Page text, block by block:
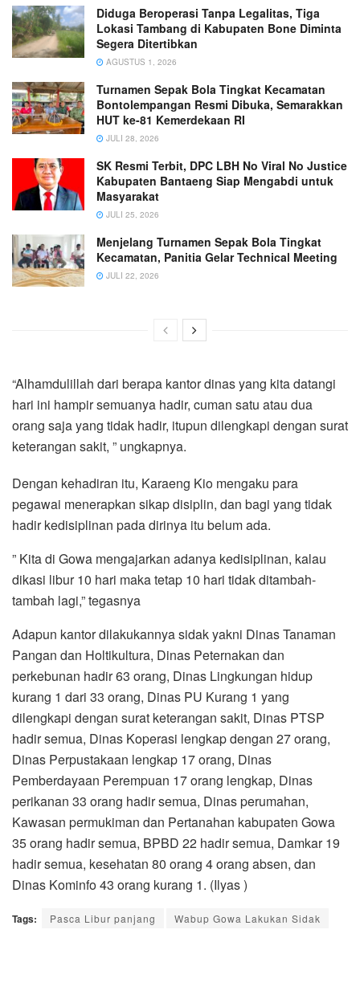
Diduga Beroperasi Tanpa Legalitas, Tiga
Lokasi Tambang di Kabupaten Bone Diminta
Segera Ditertibkan
AGUSTUS 1, 2026
Turnamen Sepak Bola Tingkat Kecamatan
Bontolempangan Resmi Dibuka, Semarakkan
HUT ke-81 Kemerdekaan RI
JULI 28, 2026
SK Resmi Terbit, DPC LBH No Viral No Justice
Kabupaten Bantaeng Siap Mengabdi untuk
Masyarakat
JULI 25, 2026
Menjelang Turnamen Sepak Bola Tingkat
Kecamatan, Panitia Gelar Technical Meeting
JULI 22, 2026
“Alhamdulillah dari berapa kantor dinas yang kita datangi
hari ini hampir semuanya hadir, cuman satu atau dua
orang saja yang tidak hadir, itupun dilengkapi dengan surat
keterangan sakit, ” ungkapnya.
Dengan kehadiran itu, Karaeng Kio mengaku para
pegawai menerapkan sikap disiplin, dan bagi yang tidak
hadir kedisiplinan pada dirinya itu belum ada.
” Kita di Gowa mengajarkan adanya kedisiplinan, kalau
dikasi libur 10 hari maka tetap 10 hari tidak ditambah-
tambah lagi,” tegasnya
Adapun kantor dilakukannya sidak yakni Dinas Tanaman
Pangan dan Holtikultura, Dinas Peternakan dan
perkebunan hadir 63 orang, Dinas Lingkungan hidup
kurang 1 dari 33 orang, Dinas PU Kurang 1 yang
dilengkapi dengan surat keterangan sakit, Dinas PTSP
hadir semua, Dinas Koperasi lengkap dengan 27 orang,
Dinas Perpustakaan lengkap 17 orang, Dinas
Pemberdayaan Perempuan 17 orang lengkap, Dinas
perikanan 33 orang hadir semua, Dinas perumahan,
Kawasan permukiman dan Pertanahan kabupaten Gowa
35 orang hadir semua, BPBD 22 hadir semua, Damkar 19
hadir semua, kesehatan 80 orang 4 orang absen, dan
Dinas Kominfo 43 orang kurang 1. (Ilyas )
Tags: Pasca Libur panjang Wabup Gowa Lakukan Sidak